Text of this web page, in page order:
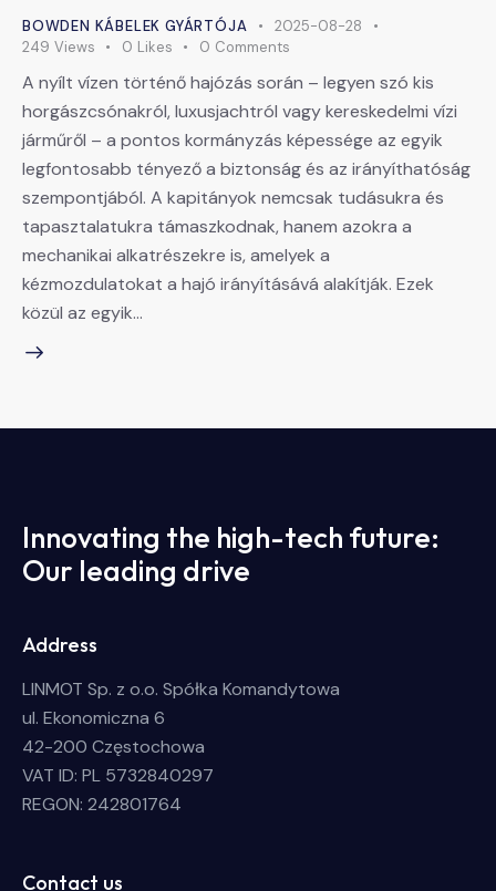
BOWDEN KÁBELEK GYÁRTÓJA
2025-08-28
249 Views 0 Likes 0 Comments
A nyílt vízen történő hajózás során – legyen szó kis
horgászcsónakról, luxusjachtról vagy kereskedelmi vízi
járműről – a pontos kormányzás képessége az egyik
legfontosabb tényező a biztonság és az irányíthatóság
szempontjából. A kapitányok nemcsak tudásukra és
tapasztalatukra támaszkodnak, hanem azokra a
mechanikai alkatrészekre is, amelyek a
kézmozdulatokat a hajó irányításává alakítják. Ezek
közül az egyik…
Innovating the high-tech future:
Our leading drive
Address
LINMOT Sp. z o.o. Spółka Komandytowa
ul. Ekonomiczna 6
42-200 Częstochowa
VAT ID: PL 5732840297
REGON: 242801764
Contact us